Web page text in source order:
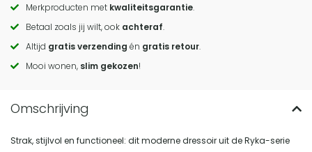
Call
to
actions
Merkproducten met kwaliteitsgarantie.
Betaal zoals jij wilt, ook achteraf.
Altijd gratis verzending én gratis retour.
Mooi wonen, slim gekozen!
Strak, stijlvol en functioneel: dit moderne dressoir uit de Ryka-serie